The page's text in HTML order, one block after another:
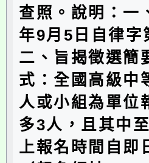
查照。說明：一
年9月5日自律
二、旨揭徵選簡
式：全國高級中
人或小組為單位
多3人，且其中
上報名時間自即